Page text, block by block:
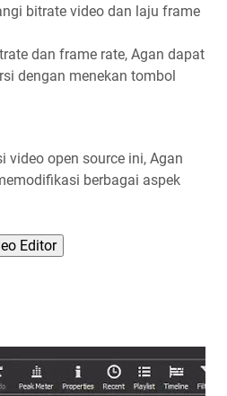
bitrate video dan laju frame
dan frame rate, Agan dapat
dengan menekan tombol
video open source ini, Agan
berbagai aspek
Editor